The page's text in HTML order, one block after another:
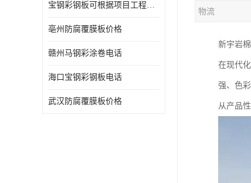
宝钢彩钢板可根据项目工程定制
亳州防腐覆膜板价格
赣州马钢彩涂卷电话
海口宝钢彩钢板电话
武汉防腐覆膜板价格
物流
新宇岩
在现代
强、色
从产品